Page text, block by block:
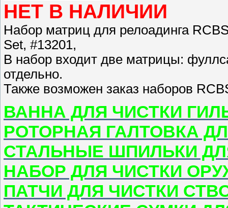
НЕТ В НАЛИЧИИ
Набор матриц для релоадинга
Set, #13201,
В набор входит две матрицы:
отдельно.
Также возможен заказ наборов
ВАННА ДЛЯ ЧИСТКИ
РОТОРНАЯ ГАЛТОВКА
СТАЛЬНЫЕ ШПИЛЬКИ
НАБОР ДЛЯ ЧИСТКИ
ПАТЧИ ДЛЯ ЧИСТКИ